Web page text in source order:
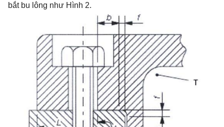
bắt bu lông như Hình 2.